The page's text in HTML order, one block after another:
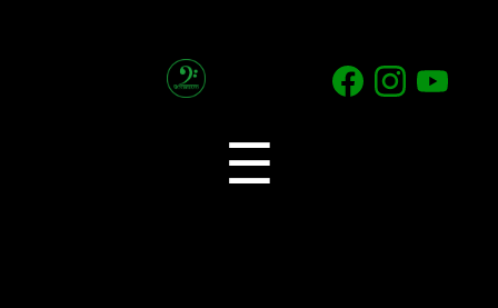
2
Generations
Band☰